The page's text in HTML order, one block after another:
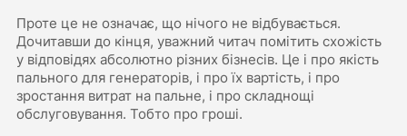
Проте це не означає, що нічого не відбувається.
Дочитавши до кінця, уважний читач помітить схожість
у відповідях абсолютно різних бізнесів. Це і про якість
пального для генераторів, і про їх вартість, і про
зростання витрат на пальне, і про складнощі
обслуговування. Тобто про гроші.